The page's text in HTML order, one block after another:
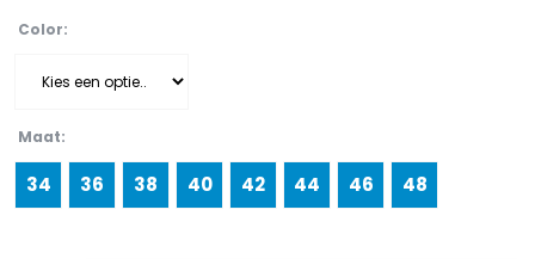
Color
Maat
34 36 38 40 42 44 46 48